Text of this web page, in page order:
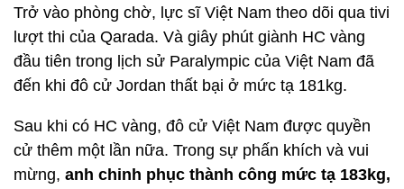
Trở vào phòng chờ, lực sĩ Việt Nam theo dõi qua tivi
lượt thi của Qarada. Và giây phút giành HC vàng
đầu tiên trong lịch sử Paralympic của Việt Nam đã
đến khi đô cử Jordan thất bại ở mức tạ 181kg.
Sau khi có HC vàng, đô cử Việt Nam được quyền
cử thêm một lần nữa. Trong sự phấn khích và vui
mừng, anh chinh phục thành công mức tạ 183kg,